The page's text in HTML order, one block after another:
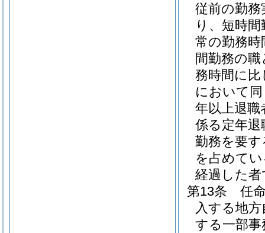
従前の勤
り、短時
常の勤務
間勤務の
務時間に
において
年以上退
係る定年退
勤務を要
を占めて
経過した
第13条
任
入する地
する一部